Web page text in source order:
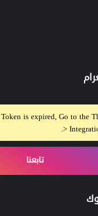
is expired, Go to the
>
تابعنا